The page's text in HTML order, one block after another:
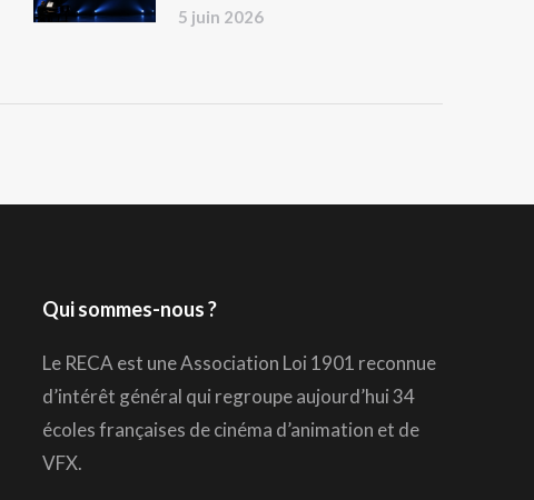
5 juin 2026
Qui sommes-nous ?
Le RECA est une Association Loi 1901 reconnue
d’intérêt général qui regroupe aujourd’hui 34
écoles françaises de cinéma d’animation et de
VFX.